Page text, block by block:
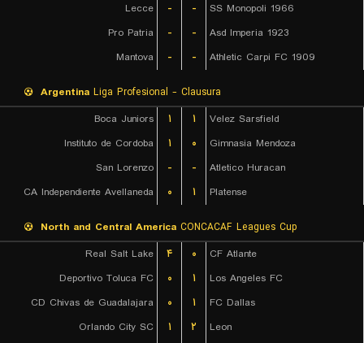
Lecce
- -
SS Monopoli 1966
Pro Patria
- -
Asd Imperia 1923
Mantova
- - Athletic Carpi FC 1909
Argentina Liga Profesional - Clausura
Boca Juniors
۱ ۱
Velez Sarsfield
Instituto de Cordoba
۱ ۰
Gimnasia Mendoza
San Lorenzo
- -
Atletico Huracan
CA Independiente Avellaneda
۰ ۱ Platense
North and Central America CONCACAF Leagues Cup
Real Salt Lake
۴ ۰
CF Atlante
Deportivo Toluca FC
۰ ۱
Los Angeles FC
CD Chivas de Guadalajara
۰ ۱
FC Dallas
Orlando City SC
۱ ۲
Leon